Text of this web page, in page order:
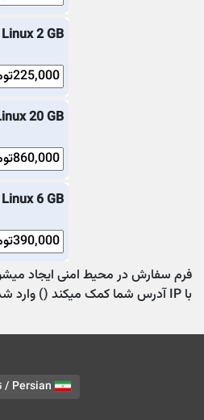
2 GB
20 GB
6 GB
فرم سفارش در محیط امنی ایجاد
با IP آدرس شما کمک میکند (
) وارد